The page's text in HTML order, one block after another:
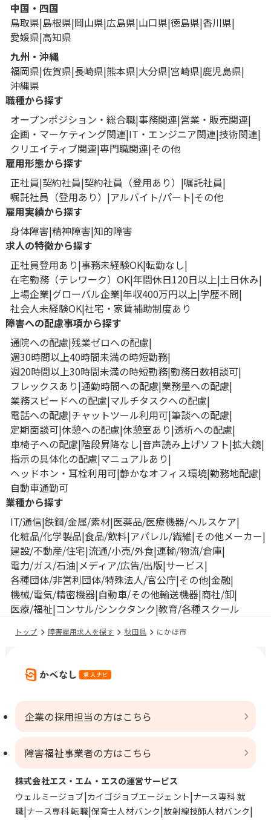
中国・四国
鳥取県 島根県 岡山県 広島県 山口県 徳島県 香川県
愛媛県 高知県
九州・沖縄
福岡県 佐賀県 長崎県 熊本県 大分県 宮崎県 鹿児島県
沖縄県
職種から探す
オープンポジション・総合職 事務関連 営業・販売関連
企画・マーケティング関連 IT・エンジニア関連 技術関連
クリエイティブ関連 専門職関連 その他
雇用形態から探す
正社員 契約社員 契約社員（登用あり）
嘱託社員
嘱託社員（登用あり）
アルバイト/パート その他
雇用実績から探す
身体障害 精神障害 知的障害
求人の特徴から探す
正社員登用あり 事務未経験OK 転勤なし
在宅勤務（テレワーク）OK 年間休日120日以上 土日休み
上場企業 グローバル企業 年収400万円以上 学歴不問
社会人未経験OK 社宅・家賃補助制度あり
障害への配慮事項から探す
通院への配慮 残業ゼロへの配慮
週30時間以上40時間未満の時短勤務
週20時間以上30時間未満の時短勤務 勤務日数相談可
フレックスあり 通勤時間への配慮 業務量への配慮
業務スピードへの配慮 マルチタスクへの配慮
電話への配慮 チャットツール利用可 筆談への配慮
定期面談可 休憩への配慮 休憩室あり 透析への配慮
車椅子への配慮 階段昇降なし 音声読み上げソフト 拡大鏡
指示の具体化の配慮 マニュアルあり
ヘッドホン・耳栓利用可 静かなオフィス環境 勤務地配慮
自動車通勤可
業種から探す
IT/通信 鉄鋼/金属/素材 医薬品/医療機器/ヘルスケア
化粧品/化学製品 食品/飲料 アパレル/繊維 その他メーカー
建設/不動産/住宅 流通/小売/外食 運輸/物流/倉庫
電力/ガス/石油 メディア/広告/出版 サービス
各種団体/非営利団体/特殊法人/官公庁 その他 金融
機械/電気/精密機器 自動車/その他輸送機器 商社/卸
医療/福祉 コンサル/シンクタンク 教育/各種スクール
トップ 障害雇用求人を探す 秋田県 にかほ市
企業の採用担当の方はこちら
障害福祉事業者の方はこちら
株式会社エス・エム・エスの運営サービス
ウェルミージョブ カイゴジョブエージェント ナース専科 就
職 ナース専科 転職 保育士人材バンク 放射線技師人材バンク